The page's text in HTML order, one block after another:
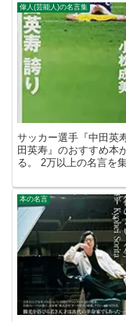
偉人(芸能人)の名言集
サッカー選手『中田英
田英寿』のおすすめ本
る。 2万以上の名言を
本の名言